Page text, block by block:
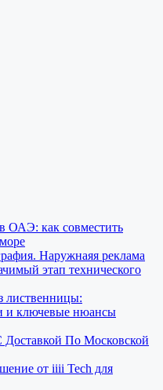
ОАЭ: как совместить
Наружнаяя реклама
этап технического
лиственницы:
и ключевые нюансы
По Московской
от iiii Tech для